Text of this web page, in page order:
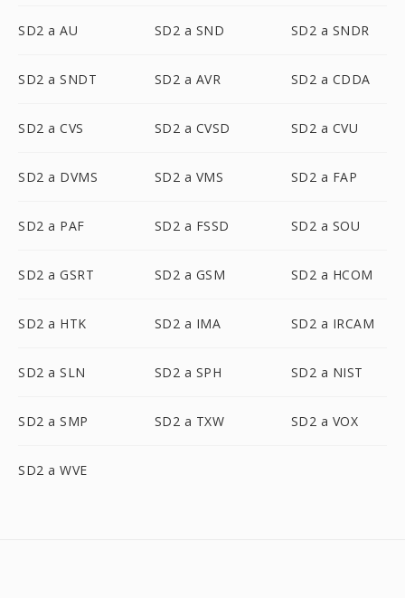
SD2 a AU SD2 a SND SD2 a SNDR
SD2 a SNDT SD2 a AVR SD2 a CDDA
SD2 a CVS SD2 a CVSD SD2 a CVU
SD2 a DVMS SD2 a VMS SD2 a FAP
SD2 a PAF SD2 a FSSD SD2 a SOU
SD2 a GSRT SD2 a GSM SD2 a HCOM
SD2 a HTK SD2 a IMA SD2 a IRCAM
SD2 a SLN SD2 a SPH SD2 a NIST
SD2 a SMP SD2 a TXW SD2 a VOX
SD2 a WVE